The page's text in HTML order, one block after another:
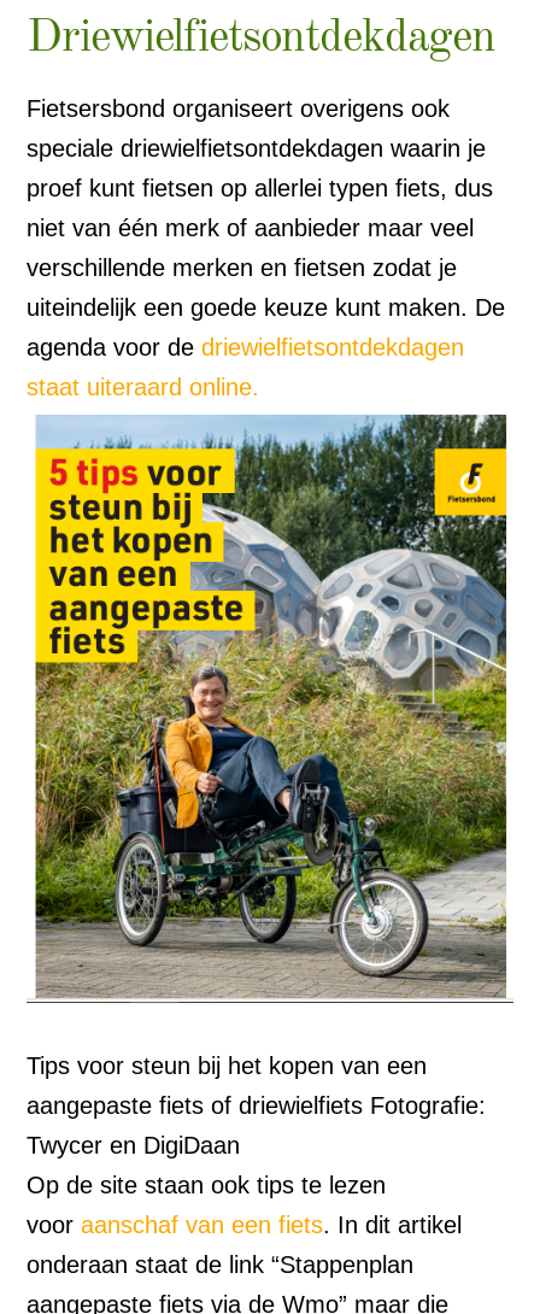
Driewielfietsontdekdagen
Fietsersbond organiseert overigens ook
speciale driewielfietsontdekdagen waarin je
proef kunt fietsen op allerlei typen fiets, dus
niet van één merk of aanbieder maar veel
verschillende merken en fietsen zodat je
uiteindelijk een goede keuze kunt maken. De
agenda voor dedriewielfietsontdekdagen
staat uiteraard online.
Tips voor steun bij het kopen van een
aangepaste fiets of driewielfiets Fotografie:
Twycer en DigiDaan
Op de site staan ook tips te lezen
vooraanschaf van een fiets. In dit artikel
onderaan staat de link “Stappenplan
aangepaste fiets via de Wmo” maar die